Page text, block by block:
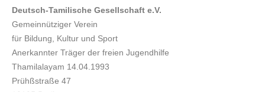
Deutsch-Tamilische Gesellschaft e.V.
Gemeinnütziger Verein
für Bildung, Kultur und Sport
Anerkannter Träger der freien Jugendhilfe
Thamilalayam 14.04.1993
Prühßstraße 47